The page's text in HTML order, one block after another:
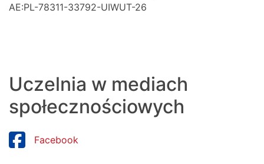
AE:PL-78311-33792-UIWUT-26
Uczelnia w mediach
społecznościowych
Facebook